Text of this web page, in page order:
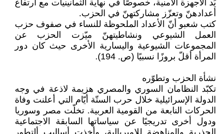
يَد الأجهزة الأمنية، خصوصًا في نهاية الثمانينيات مع ارتفاع
أعدادهنّ وتعزّز مشاركتهنّ في الحزب.
كتب شعبو أنّ الأعداد الملحوظة للنساء في صفوف حزب
العمل الشيوعي ونشاطيتهنّ ميّزت الحزب عن
المجموعات الشيوعية واليسارية الأخرى حيث كان دور
المرأة أقلّ بروزًا نسبيًا (ص. 194).
نشأة الحزب وتطوّره
تكبّد النظامان السوري والمصري هزيمة لاذعة في وجه
الدولة الإسرائيلية خلال حرب الستّة أيّام التي أعلنت وفاة
الحركات النابعة من القومية العربية. تخلّت مصر وسوريا
ودول أخرى تدريجيًا عن سياساتها السابقة الاجتماعية